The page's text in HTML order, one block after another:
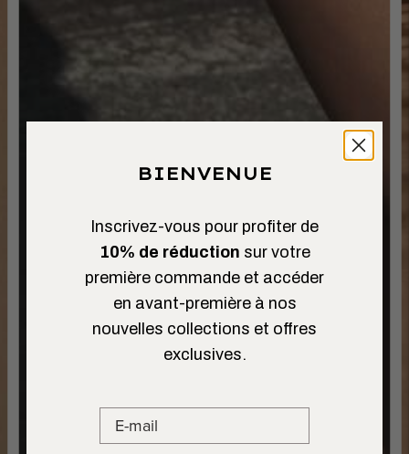
BIENVENUE
Inscrivez-vous pour profiter de
10% de réduction sur votre
première commande et accéder
en avant-première à nos
nouvelles collections et offres
exclusives.